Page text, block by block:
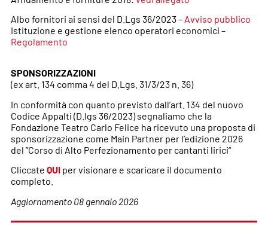
Albo fornitori ai sensi del D.Lgs 36/2023 – Avviso pubblico
Istituzione e gestione elenco operatori economici –
Regolamento
SPONSORIZZAZIONI
(ex art. 134 comma 4 del D.Lgs. 31/3/23 n. 36)
In conformità con quanto previsto dall’art. 134 del nuovo
Codice Appalti (D.lgs 36/2023) segnaliamo che la
Fondazione Teatro Carlo Felice ha ricevuto una proposta di
sponsorizzazione come Main Partner per l’edizione 2026
del ”Corso di Alto Perfezionamento per cantanti lirici“
Cliccate QUIper visionare e scaricare il documento
completo.
Aggiornamento 08 gennaio 2026